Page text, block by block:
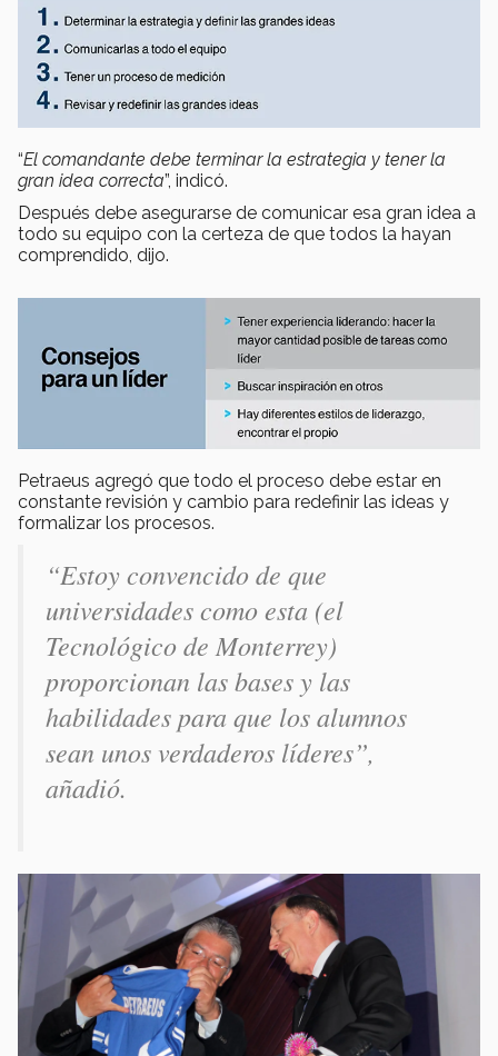
“El comandante debe terminar la estrategia y tener la
gran idea correcta”, indicó.
Después debe asegurarse de comunicar esa gran idea a
todo su equipo con la certeza de que todos la hayan
comprendido, dijo.
Petraeus agregó que todo el proceso debe estar en
constante revisión y cambio para redefinir las ideas y
formalizar los procesos.
“Estoy convencido de que
universidades como esta (el
Tecnológico de Monterrey)
proporcionan las bases y las
habilidades para que los alumnos
sean unos verdaderos líderes”,
añadió.